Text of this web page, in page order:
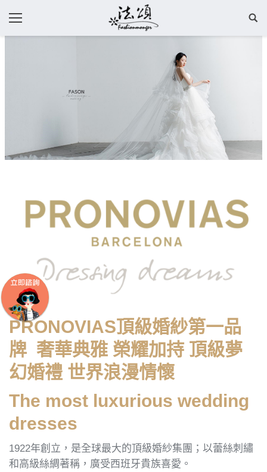
PRONOVIAS頂級婚紗第一品
牌 奢華典雅 榮耀加持 頂級夢
幻婚禮 世界浪漫情懷
The most luxurious wedding
dresses
1922年創立，是全球最大的頂級婚紗集團；以蕾絲刺繡
和高級絲綢著稱，廣受西班牙貴族喜愛。